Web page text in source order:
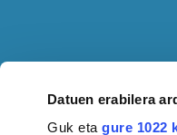
Datuen erabilera
Guk etagure 1022